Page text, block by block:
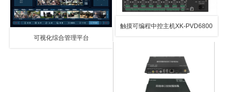
可视化综合管理平台
触摸可编程中控主机XK-PVD6800